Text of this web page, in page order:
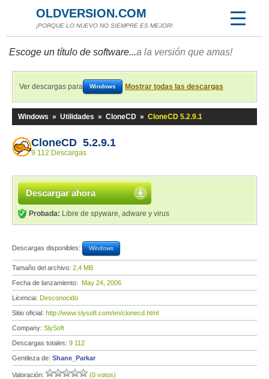
OLDVERSION.COM
¡PORQUE LO NUEVO NO SIEMPRE ES MEJOR!
Escoge un título de software...a la versión que amas!
Ver descargas para Windows Mostrar todas las descargas
Windows » Utilidades » CloneCD » CloneCD 5.2.9.1
CloneCD 5.2.9.1
9 112 Descargas
Descargar ahora
Probada: Libre de spyware, adware y virus
Descargas disponibles: Windows
Tamaño del archivo: 2,4 MB
Fecha de lanzamiento: May 24, 2006
Licencia: Desconocido
Sitio oficial: http://www.slysoft.com/en/clonecd.html
Company: SlySoft
Descargas totales: 9 112
Gentileza de: Shane_Parkar
Valoración: (0 votos)